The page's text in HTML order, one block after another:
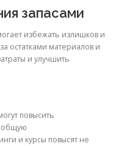
запасами
избежать излишков и
остатками материалов и
и улучшить
повысить
общую
и курсы повысят не